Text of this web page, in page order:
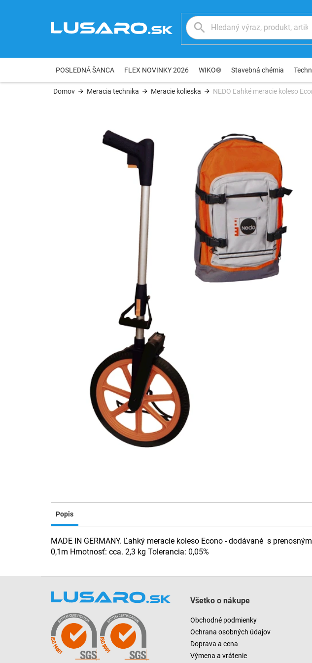
POSLEDNÁ ŠANCA FLEX NOVINKY 2026 WIKO® Stavebná chémia
Domov Meracia technika Meracie kolieska NEDO Ľahké meracie koleso
Popis
MADE IN GERMANY. Ľahký meracie koleso Econo - dodávané s
0,1m Hmotnosť: cca. 2,3 kg Tolerancia: 0,05%
Všetko o nákupe
Obchodné podmienky
Ochrana osobných údajov
Doprava a cena
Výmena a vrátenie